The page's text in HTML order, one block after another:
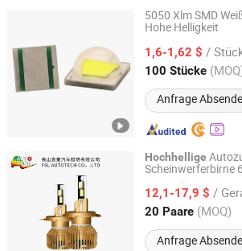
5050 Xlm SMD
Hohe Helligkeit
1,6-1,62 $ /
100 Stücke
Anfrage
Shenzhen Trillion Auspicious Lighting
Guangdong, China Seit
Hochhellige
Scheinwerferbirne
12,1-17,9 $ /
20 Paare (MOQ)
Anfrage
FSL AUTOTECH CO., LTD.
Guangdong, China Seit 2012